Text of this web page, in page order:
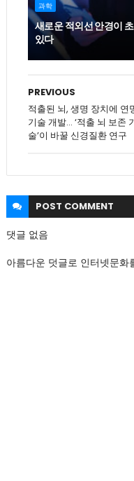
과학
새로운 적외선 안경이
있다
PREVIOUS
적출된 뇌, 생명 장치에 연
기술 개발… ‘적출 뇌 보존
술’이 바꿀 신경질환 연구
POST COMMENT
댓글 없음
아름다운 덧글로 인터넷문화